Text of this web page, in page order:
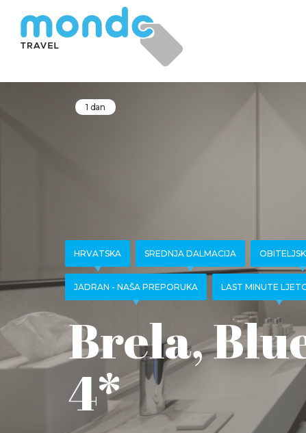
1 dan
HRVATSKA SREDNJA DALMACIJA
JADRAN - NAŠA PREPORUKA LAST MINUTE
Brela,
4*